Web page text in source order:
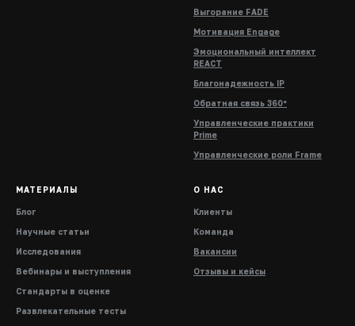
Выгорание FADE
Мотивация Engage
Эмоциональный интеллект
REACT
Благонадежность IP
Обратная связь 360°
Управленческие практики
Prime
Управленческие роли Frame
МАТЕРИАЛЫ
Блог
Научные статьи
Исследования
Вебинары и выступления
Стандарты в оценке
Развлекательные тесты
О НАС
Клиенты
Команда
Вакансии
Отзывы и кейсы